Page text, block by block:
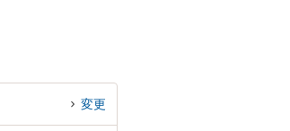
変更